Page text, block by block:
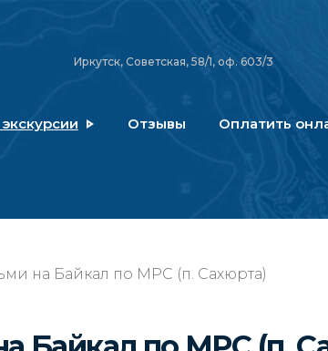
Иркутск, Советская, 58/1, оф. 603/3
Отзывы Оплатить
на Байкал по МРС (п. Сахюрта)